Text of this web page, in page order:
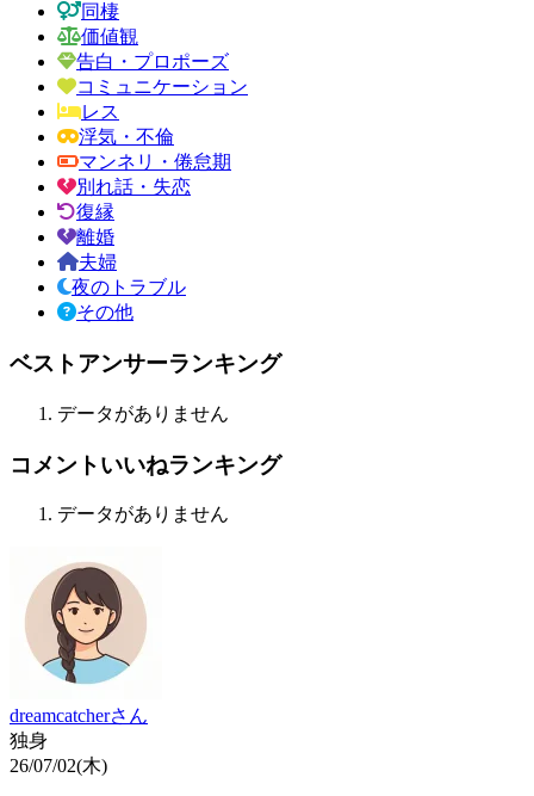
同棲
価値観
告白・プロポーズ
コミュニケーション
レス
浮気・不倫
マンネリ・倦怠期
別れ話・失恋
復縁
離婚
夫婦
夜のトラブル
その他
ベストアンサーランキング
データがありません
コメントいいねランキング
データがありません
dreamcatcherさん
独身
26/07/02(木)